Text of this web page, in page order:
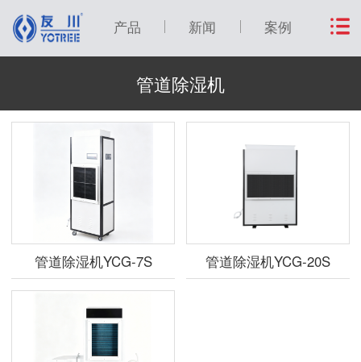
产品 新闻 案例
管道除湿机
管道除湿机YCG-7S 管道除湿机YCG-20S